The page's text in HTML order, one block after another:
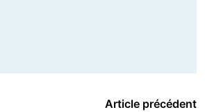
Article précédent